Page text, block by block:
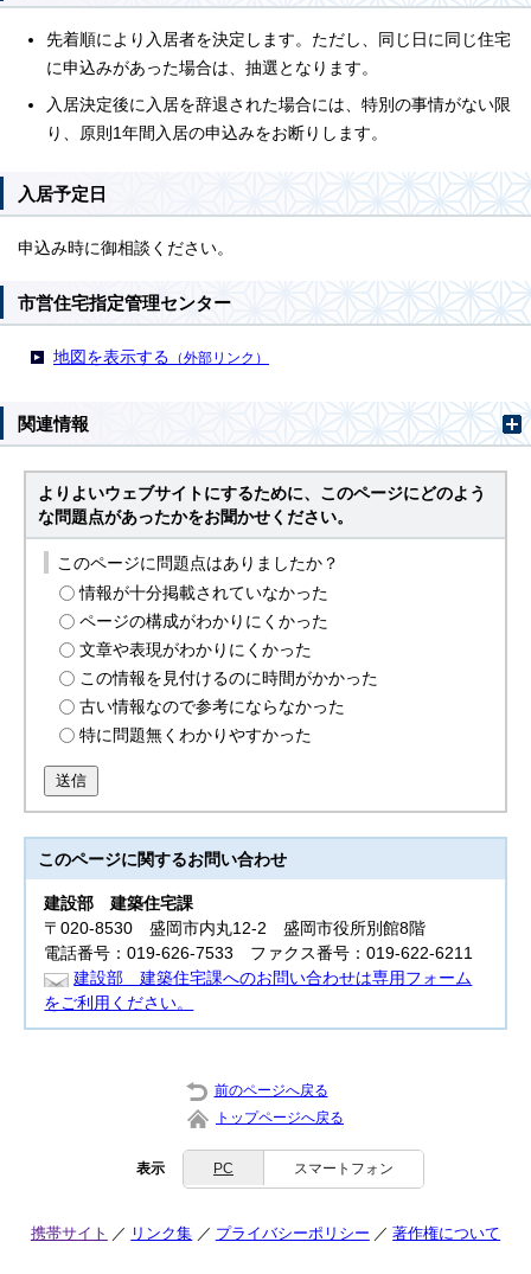
先着順により入居者を決定します。ただし、同じ日に同じ住宅
に申込みがあった場合は、抽選となります。
入居決定後に入居を辞退された場合には、特別の事情がない限
り、原則1年間入居の申込みをお断りします。
入居予定日
申込み時に御相談ください。
市営住宅指定管理センター
地図を表示する （外部リンク）
関連情報
よりよいウェブサイトにするために、このページにどのよう
な問題点があったかをお聞かせください。
このページに問題点はありましたか？
情報が十分掲載されていなかった
ページの構成がわかりにくかった
文章や表現がわかりにくかった
この情報を見付けるのに時間がかかった
古い情報なので参考にならなかった
特に問題無くわかりやすかった
送信
このページに関するお問い合わせ
建設部建築住宅課
〒020-8530 盛岡市内丸12-2 盛岡市役所別館8階
電話番号：019-626-7533 ファクス番号：019-622-6211
建設部 建築住宅課へのお問い合わせは専用フォーム
をご利用ください。
前のページへ戻る
トップページへ戻る
表示 PC スマートフォン
携帯サイト リンク集 プライバシーポリシー 著作権について